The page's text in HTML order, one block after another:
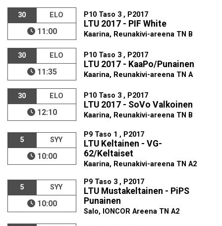
30 ELO
11:00
P10 Taso 3 , P2017
LTU 2017 - PIF White
Kaarina, Reunakivi-areena TN B
30 ELO
11:35
P10 Taso 3 , P2017
LTU 2017 - KaaPo/Punainen
Kaarina, Reunakivi-areena TN A
30 ELO
12:10
P10 Taso 3 , P2017
LTU 2017 - SoVo Valkoinen
Kaarina, Reunakivi-areena TN B
5 SYY
10:00
P9 Taso 1 , P2017
LTU Keltainen - VG-
62/Keltaiset
Kaarina, Reunakivi-areena TN A2
5 SYY
10:00
P9 Taso 3 , P2017
LTU Mustakeltainen - PiPS
Punainen
Salo, IONCOR Areena TN A2